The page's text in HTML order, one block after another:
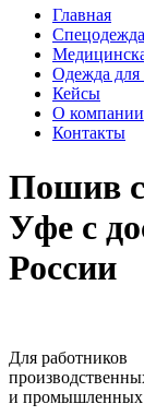
Главная
Спецодежда
Одежда для
Кейсы
О компании
Контакты
Пошив
Уфе с
России
Для работников
и промышленных